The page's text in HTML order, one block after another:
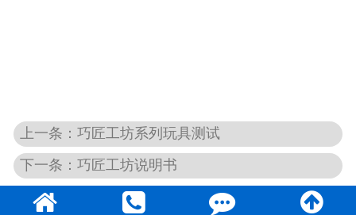
上一条：巧匠工坊系列玩具测试
下一条：巧匠工坊说明书